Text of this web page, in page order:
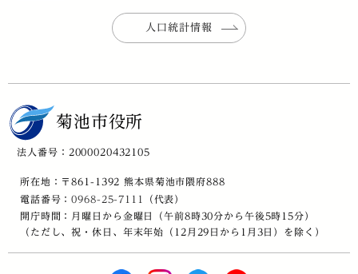
人口統計情報
菊池市役所
法人番号：2000020432105
所在地：〒861-1392 熊本県菊池市隈府888
電話番号：0968-25-7111
（代表）
開庁時間：月曜日から金曜日（午前8時30分から午後5時15分）
（ただし、祝・休日、年末年始（12月29日から1月3日）を除く）